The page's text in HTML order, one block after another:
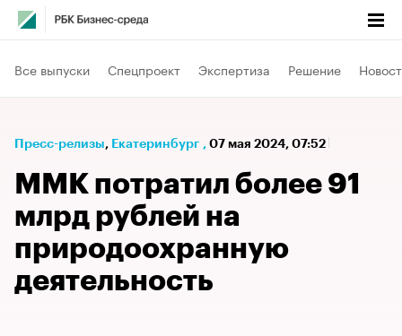
Все выпуски Спецпроект Экспертиза Решение
Пресс-релизы⁠, Екатеринбург , 07 мая 2024, 07:52
ММК потратил более 91
млрд рублей на
природоохранную
деятельность